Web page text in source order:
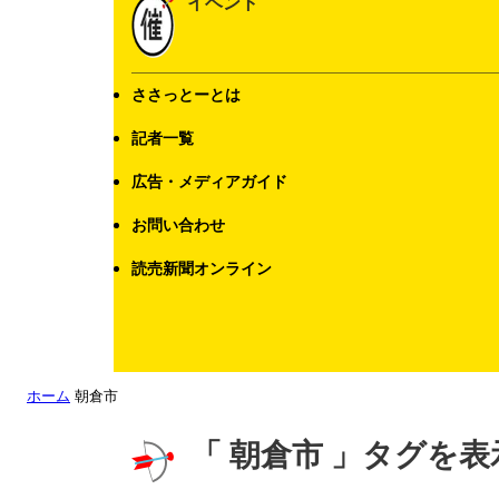
ささっとーとは
記者一覧
広告・メディアガイド
お問い合わせ
読売新聞オンライン
ホーム 朝倉市
「 朝倉市 」タグを表